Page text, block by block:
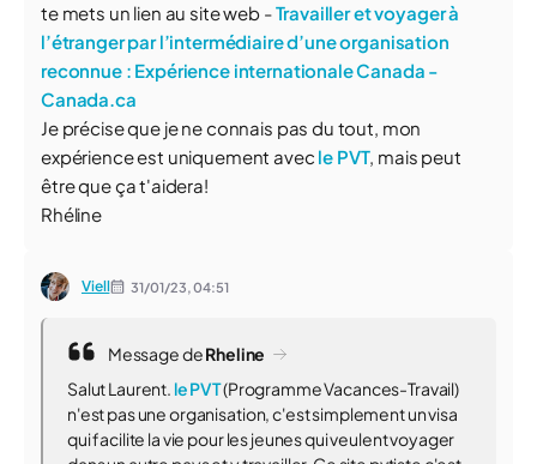
te mets un lien au site web -Travailler et voyager à
l’étranger par l’intermédiaire d’une organisation
reconnue : Expérience internationale Canada -
Canada.ca
Je précise que je ne connais pas du tout, mon
expérience est uniquement avec le PVT, mais peut
être que ça t'aidera!
Rhéline
Viell 31/01/23,04:51
Message deRheline
Salut Laurent. le PVT(Programme Vacances-Travail)
n'est pas une organisation, c'est simplement un visa
qui facilite la vie pour les jeunes qui veulent voyager